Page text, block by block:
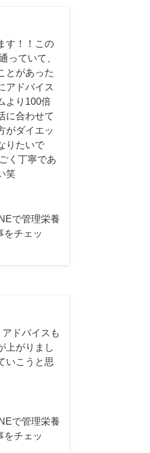
す！！この
っていて、
とがあった
アドバイス
より100倍
に合わせて
がダイエッ
りたいで
く丁寧であ
笑
で管理栄養
をチェッ
ドバイスも
上がりまし
いこうと思
で管理栄養
をチェッ